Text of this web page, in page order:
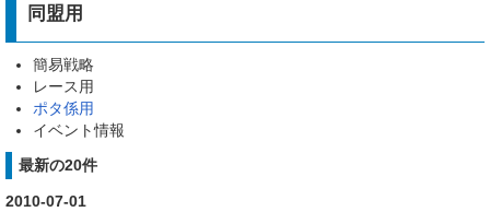
同盟用
簡易戦略
レース用
ポタ係用
イベント情報
最新の20件
2010-07-01